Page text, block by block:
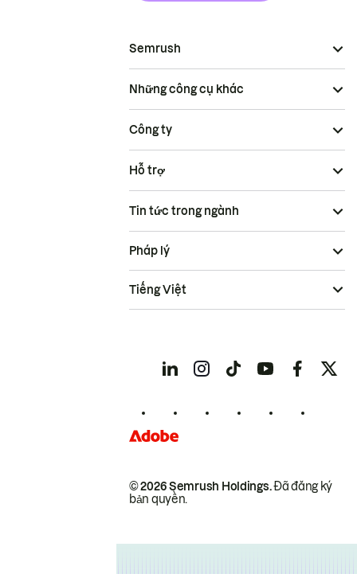
Semrush
Những công cụ khác
Công ty
Hỗ trợ
Tin tức trong ngành
© 2026 Semrush Holdings.Đã đăng ký
bản quyền.
Pháp lý
Tiếng Việt